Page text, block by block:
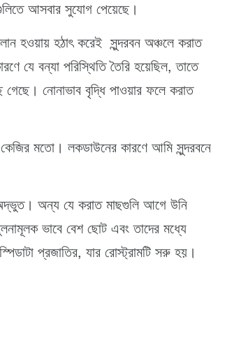
আসবার সুযোগ পেয়েছে।
হওয়ায় হঠাৎ করেই সুন্দরবন অঞ্চলে করাত
যে বন্যা পরিস্থিতি তৈরি হয়েছিল, তাতে
নোনাভাব বৃদ্ধি পাওয়ার ফলে করাত
মতো। লকডাউনের কারণে আমি সুন্দরবনে
অদ্ভুত। অন্য যে করাত মাছগুলি আগে উনি
ভাবে বেশ ছোট এবং তাদের মধ্যে
প্রজাতির, যার রোস্ট্রামটি সরু হয়।